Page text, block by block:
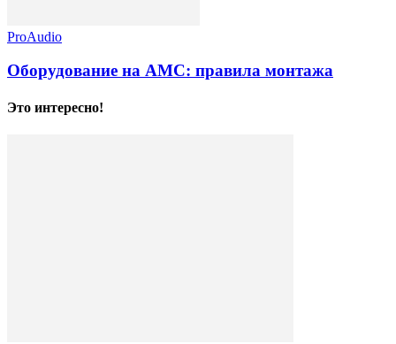
ProAudio
Оборудование на АМС: правила монтажа
Это интересно!